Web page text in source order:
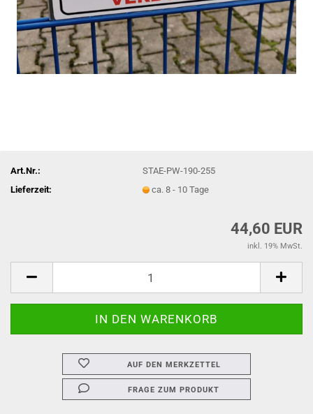
Art.Nr.:
STAE-PW-190-255
Lieferzeit:
ca. 8 - 10 Tage
44,60 EUR
inkl. 19% MwSt.
AUF DEN MERKZETTEL
FRAGE ZUM PRODUKT